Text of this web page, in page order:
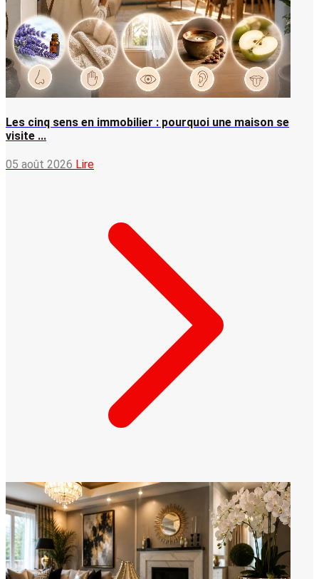
Les cinq sens en immobilier : pourquoi une maison se
visite ...
05 août 2026 Lire